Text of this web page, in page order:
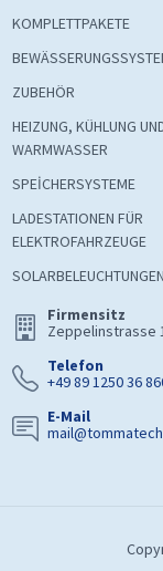
KOMPLETTPAKETE
ZUBEHÖR
HEIZUNG, KÜHLUNG
WARMWASSER
SPEİCHERSYSTEME
LADESTATIONEN FÜR
ELEKTROFAHRZEUGE
SOLARBELEUCHTUNGEN
Firmensitz
Zeppelinstrasse
Telefon
+49 89 1250 36
E-Mail